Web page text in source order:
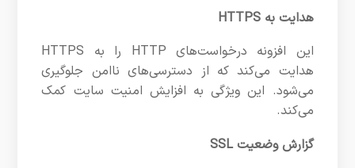
هدایت به HTTPS
این افزونه درخواست‌های HTTP را به HTTPS
هدایت می‌کند که از دسترسی‌های ناامن جلوگیری
می‌شود. این ویژگی به افزایش امنیت سایت کمک
می‌کند.
گزارش وضعیت SSL